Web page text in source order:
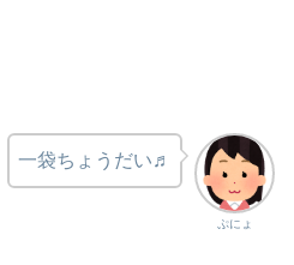
ぷにょ
一袋ちょうだい♬